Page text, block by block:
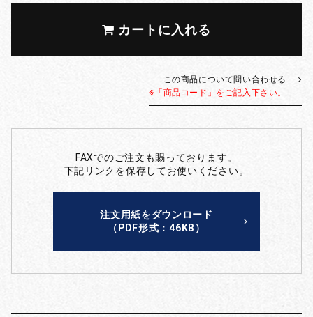
カートに入れる
この商品について問い合わせる
※「商品コード」をご記入下さい。
FAXでのご注文も賜っております。
下記リンクを保存してお使いください。
注文用紙をダウンロード
（PDF形式：46KB）